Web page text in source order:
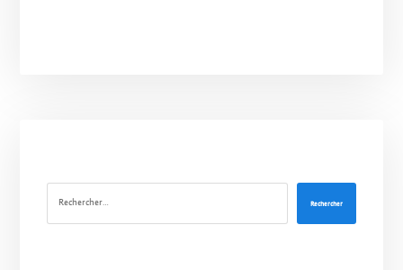
Rechercher